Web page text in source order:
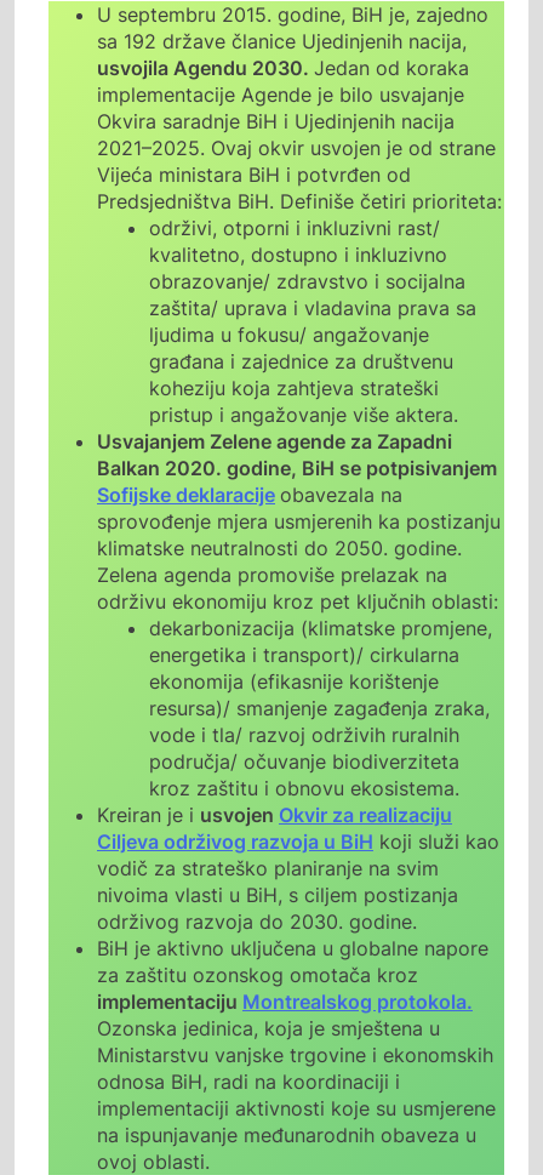
U septembru 2015. godine, BiH je, zajedno
sa 192 države članice Ujedinjenih nacija,
usvojila Agendu 2030. Jedan od koraka
implementacije Agende je bilo usvajanje
Okvira saradnje BiH i Ujedinjenih nacija
2021–2025. Ovaj okvir usvojen je od strane
Vijeća ministara BiH i potvrđen od
Predsjedništva BiH. Definiše četiri prioriteta:
održivi, otporni i inkluzivni rast/
kvalitetno, dostupno i inkluzivno
obrazovanje/ zdravstvo i socijalna
zaštita/ uprava i vladavina prava sa
ljudima u fokusu/ angažovanje
građana i zajednice za društvenu
koheziju koja zahtjeva strateški
pristup i angažovanje više aktera.
Usvajanjem Zelene agende za Zapadni
Balkan 2020. godine, BiH se potpisivanjem
Sofijske deklaracije obavezala na
sprovođenje mjera usmjerenih ka postizanju
klimatske neutralnosti do 2050. godine.
Zelena agenda promoviše prelazak na
održivu ekonomiju kroz pet ključnih oblasti:
dekarbonizacija (klimatske promjene,
energetika i transport)/ cirkularna
ekonomija (efikasnije korištenje
resursa)/ smanjenje zagađenja zraka,
vode i tla/ razvoj održivih ruralnih
područja/ očuvanje biodiverziteta
kroz zaštitu i obnovu ekosistema.
Kreiran je i usvojen Okvir za realizaciju
Ciljeva održivog razvoja u BiH koji služi kao
vodič za strateško planiranje na svim
nivoima vlasti u BiH, s ciljem postizanja
održivog razvoja do 2030. godine.
BiH je aktivno uključena u globalne napore
za zaštitu ozonskog omotača kroz
implementaciju Montrealskog protokola.
Ozonska jedinica, koja je smještena u
Ministarstvu vanjske trgovine i ekonomskih
odnosa BiH, radi na koordinaciji i
implementaciji aktivnosti koje su usmjerene
na ispunjavanje međunarodnih obaveza u
ovoj oblasti.